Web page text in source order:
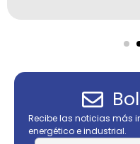
Recibe las noticias más
energético e industrial.